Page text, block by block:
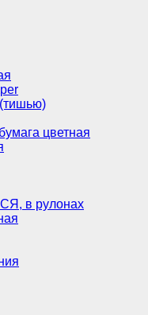
цветная
в рулонах